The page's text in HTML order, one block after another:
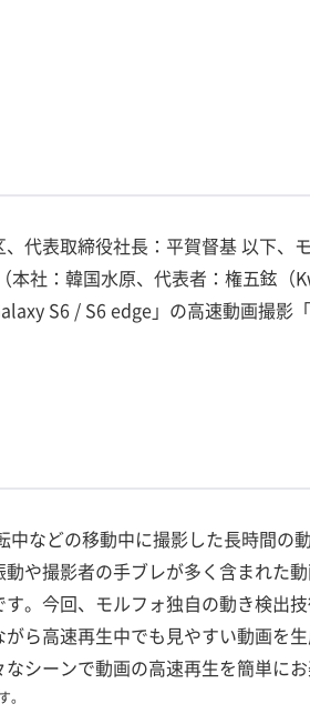
代表取締役社長：平賀督基 以下、
社：韓国水原、代表者：権五鉉
S6 / S6 edge」の高速動画撮影
などの移動中に撮影した長時間の
や撮影者の手ブレが多く含まれた
。今回、モルフォ独自の動き検出
ら高速再生中でも見やすい動画を
シーンで動画の高速再生を簡単にお